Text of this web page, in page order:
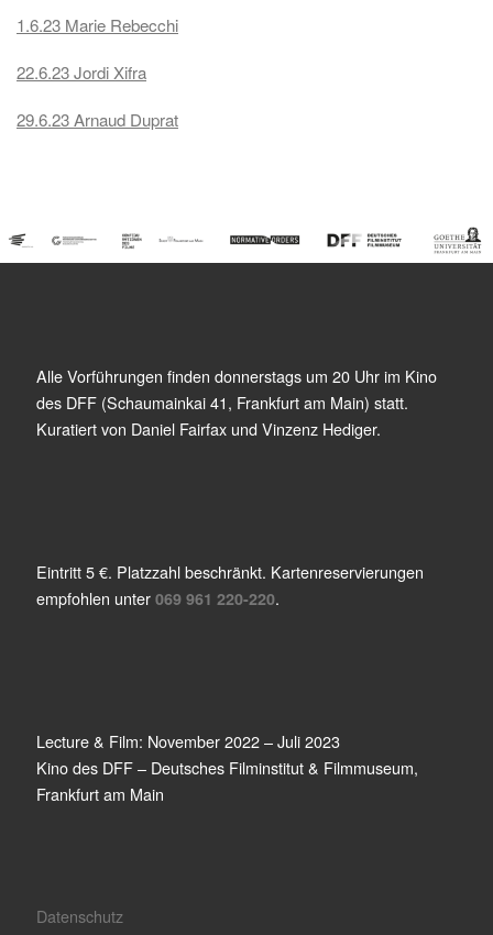
1.6.23 Marie Rebecchi
22.6.23 Jordi Xifra
29.6.23 Arnaud Duprat
Alle Vorführungen finden donnerstags um 20 Uhr im Kino
des DFF (Schaumainkai 41, Frankfurt am Main) statt.
Kuratiert von Daniel Fairfax und Vinzenz Hediger.
Eintritt 5 €. Platzzahl beschränkt. Kartenreservierungen
empfohlen unter 069 961 220-220.
Lecture & Film: November 2022 – Juli 2023
Kino des DFF – Deutsches Filminstitut & Filmmuseum,
Frankfurt am Main
Datenschutz